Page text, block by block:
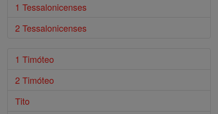
1 Tessalonicenses
2 Tessalonicenses
1 Timóteo
2 Timóteo
Tito